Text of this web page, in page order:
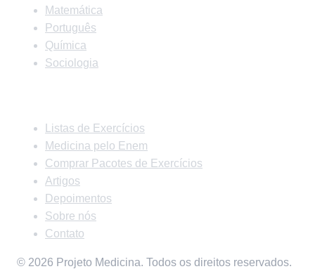
Matemática
Português
Química
Sociologia
Listas de Exercícios
Medicina pelo Enem
Comprar Pacotes de Exercícios
Artigos
Depoimentos
Sobre nós
Contato
© 2026 Projeto Medicina. Todos os direitos reservados.